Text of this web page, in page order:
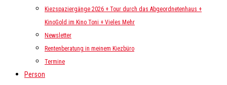
Kiezspaziergänge 2026 + Tour durch das Abgeordnetenhaus +
KinoGold im Kino Toni + Vieles Mehr
Newsletter
Rentenberatung in meinem Kiezbüro
Termine
Person